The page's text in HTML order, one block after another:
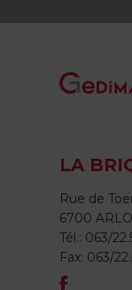
LA
Rue de
6700
Tél.: 063/
Fax: 063/